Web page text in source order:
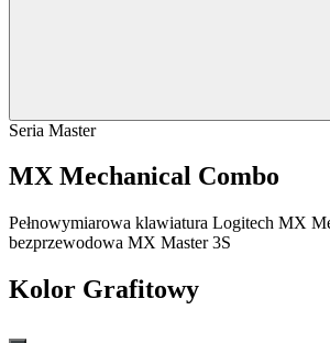
Seria Master
MX Mechanical Combo
Pełnowymiarowa klawiatura Logitech MX
bezprzewodowa MX Master 3S
Kolor Grafitowy